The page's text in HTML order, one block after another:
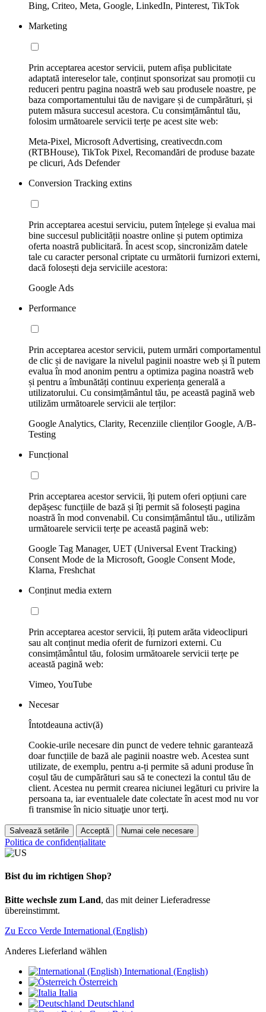
Bing, Criteo, Meta, Google, LinkedIn, Pinterest, TikTok
Marketing
Prin acceptarea acestor servicii, putem afișa publicitate
adaptată intereselor tale, conținut sponsorizat sau promoții cu
reduceri pentru pagina noastră web sau produsele noastre, pe
baza comportamentului tău de navigare și de cumpărături, și
putem măsura succesul acestora. Cu consimțământul tău,
folosim următoarele servicii terțe pe acest site web:
Meta-Pixel, Microsoft Advertising, creativecdn.com
(RTBHouse), TikTok Pixel, Recomandări de produse bazate
pe clicuri, Ads Defender
Conversion Tracking extins
Prin acceptarea acestui serviciu, putem înțelege și evalua mai
bine succesul publicității noastre online și putem optimiza
oferta noastră publicitară. În acest scop, sincronizăm datele
tale cu caracter personal criptate cu următorii furnizori externi,
dacă folosești deja serviciile acestora:
Google Ads
Performance
Prin acceptarea acestor servicii, putem urmări comportamentul
de clic și de navigare la nivelul paginii noastre web și îl putem
evalua în mod anonim pentru a optimiza pagina noastră web
și pentru a îmbunătăți continuu experiența generală a
utilizatorului. Cu consimțământul tău, pe această pagină web
utilizăm următoarele servicii ale terților:
Google Analytics, Clarity, Recenziile clienților Google, A/B-
Testing
Funcțional
Prin acceptarea acestor servicii, îți putem oferi opțiuni care
depășesc funcțiile de bază și îți permit să folosești pagina
noastră în mod convenabil. Cu consimțământul tău., utilizăm
următoarele servicii terțe pe această pagină web:
Google Tag Manager, UET (Universal Event Tracking)
Consent Mode de la Microsoft, Google Consent Mode,
Klarna, Freshchat
Conținut media extern
Prin acceptarea acestor servicii, îți putem arăta videoclipuri
sau alt conținut media oferit de furnizori externi. Cu
consimțământul tău, folosim următoarele servicii terțe pe
această pagină web:
Vimeo, YouTube
Necesar
Întotdeauna activ(ă)
Cookie-urile necesare din punct de vedere tehnic garantează
doar funcțiile de bază ale paginii noastre web. Acestea sunt
utilizate, de exemplu, pentru a-ți permite să aduni produse în
coșul tău de cumpărături sau să te conectezi la contul tău de
client. Acestea nu permit crearea niciunei legături cu privire la
persoana ta, iar eventualele date colectate în acest mod nu vor
fi transmise în nicio situaţie unor terţi.
Salvează setările Acceptă Numai cele necesare
Politica de confidențialitate
Bist du im richtigen Shop?
Bitte wechsle zum Land, das mit deiner Lieferadresse
übereinstimmt.
Zu Ecco Verde International (English)
Anderes Lieferland wählen
International (English)
Österreich
Italia
Deutschland